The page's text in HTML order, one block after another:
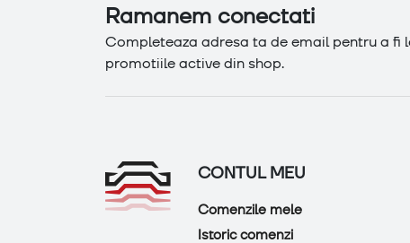
Ramanem conectati
Completeaza adresa ta de email pentru a fi
promotiile active din shop.
CONTUL MEU
Comenzile mele
Istoric comenzi